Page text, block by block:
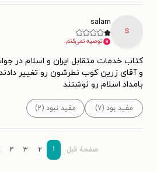
s
salam
توصیه نمی‌کنم.
کتاب خدمات متقابل ایران و اسلام در
و آقای زرین کوب نطرشون رو تغییر
بامداد اسلام رو نوشتند
مفید بود (۷) مفید نبود (۲)
صفحۀ قبل ۱ ۲ ۳ ۴